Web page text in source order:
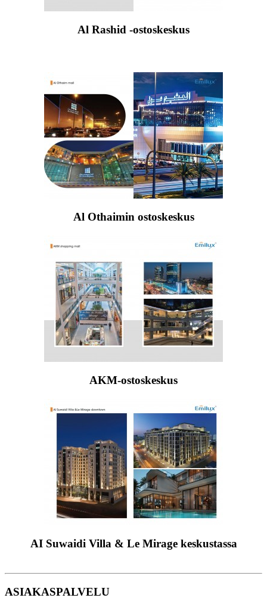
Al Rashid -ostoskeskus
Al Othaimin ostoskeskus
AKM-ostoskeskus
AI Suwaidi Villa & Le Mirage keskustassa
ASIAKASPALVELU